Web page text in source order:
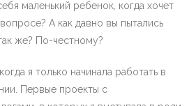
маленький ребенок, когда хочет
А как давно вы пытались
же? По-честному?
я только начинала работать в
Первые проекты с